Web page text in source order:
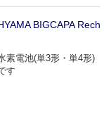
BIGCAPA Rech
素電池(単3形・単4形)
す